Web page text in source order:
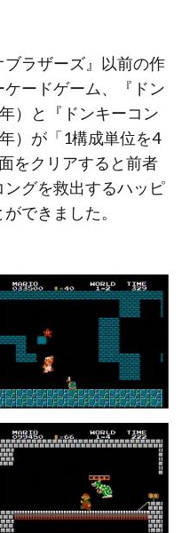
ラザーズ』以前の作
ードゲーム、『ドン
）と『ドンキーコン
）が「1構成単位を4
をクリアすると前者
グを救出するハッピ
できました。